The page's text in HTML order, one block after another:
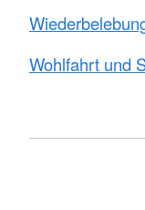
Wohlfahrt und